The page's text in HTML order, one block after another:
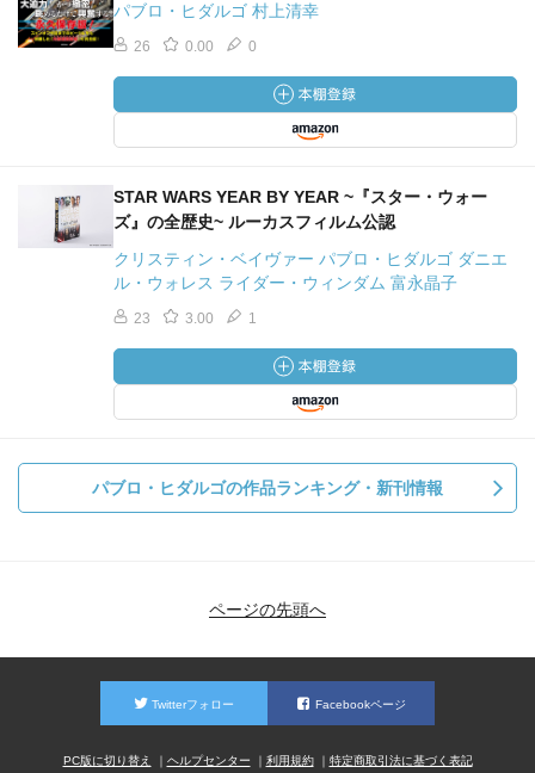
パブロ・ヒダルゴ 村上清幸
26 0.00 0
STAR WARS YEAR BY YEAR ~『スター・ウォー
ズ』の全歴史~ ルーカスフィルム公認
クリスティン・ベイヴァー パブロ・ヒダルゴ ダニエ
ル・ウォレス ライダー・ウィンダム 富永晶子
23 3.00 1
パブロ・ヒダルゴの作品ランキング・新刊情報
ページの先頭へ
Twitterフォロー Facebookページ
PC版に切り替え ヘルプセンター 利用規約 特定商取引法に基づく表記